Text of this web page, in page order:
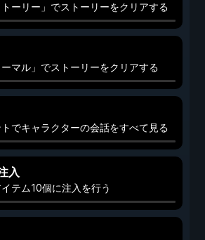
ーリー」でストーリーをクリアする
マル」でストーリーをクリアする
でキャラクターの会話をすべて見る
入
テム10個に注入を行う